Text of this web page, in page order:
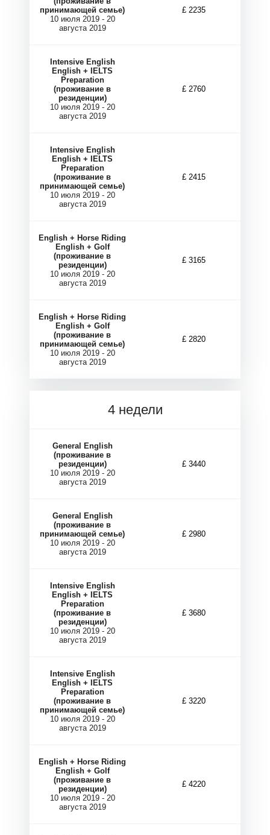
Ы
В
И
принимающей семье)
10 июля 2019 - 20
августа 2019
£ 2235
Intensive English
English + IELTS
Preparation
(проживание в
резиденции)
10 июля 2019 - 20
августа 2019
£ 2760
Intensive English
English + IELTS
Preparation
(проживание в
принимающей семье)
10 июля 2019 - 20
августа 2019
£ 2415
English + Horse Riding
English + Golf
(проживание в
резиденции)
10 июля 2019 - 20
августа 2019
£ 3165
English + Horse Riding
English + Golf
(проживание в
принимающей семье)
10 июля 2019 - 20
августа 2019
£ 2820
4 недели
General English
(проживание в
резиденции)
10 июля 2019 - 20
августа 2019
£ 3440
General English
(проживание в
принимающей семье)
10 июля 2019 - 20
августа 2019
£ 2980
Intensive English
English + IELTS
Preparation
(проживание в
резиденции)
10 июля 2019 - 20
августа 2019
£ 3680
Intensive English
English + IELTS
Preparation
(проживание в
принимающей семье)
10 июля 2019 - 20
августа 2019
£ 3220
English + Horse Riding
English + Golf
(проживание в
резиденции)
10 июля 2019 - 20
августа 2019
£ 4220
Ы
В
И